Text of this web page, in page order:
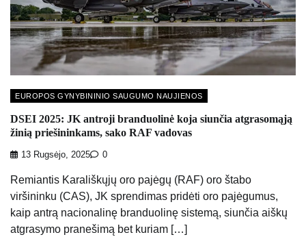
EUROPOS GYNYBININIO SAUGUMO NAUJIENOS
DSEI 2025: JK antroji branduolinė koja siunčia atgrasomąją
žinią priešininkams, sako RAF vadovas
13 Rugsėjo, 2025 0
Remiantis Karališkųjų oro pajėgų (RAF) oro štabo
viršininku (CAS), JK sprendimas pridėti oro pajėgumus,
kaip antrą nacionalinę branduolinę sistemą, siunčia aiškų
atgrasymo pranešimą bet kuriam […]